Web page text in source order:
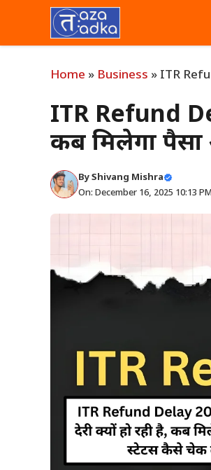
content
Home » Business » ITR
ITR Refund
कब मिलेगा
ByShivang Mishra
On: December 16, 2025 10:13 PM